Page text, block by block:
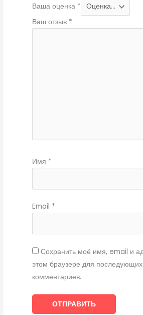
Ваша оценка *
Ваш отзыв *
Имя *
Email *
Сохранить моё имя, email и
этом браузере для
комментариев.